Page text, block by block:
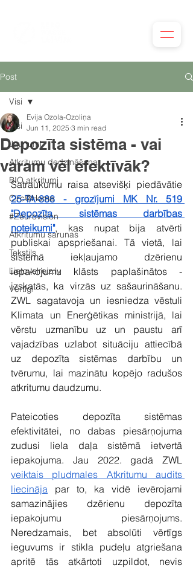
Post
Visi
Jaunumi
Atkritumu dedzināšana
BIO atkritumi
Circ@Home
#Zeurovision
Atkritumu sarunas
Tekstils
Lietovelreiz.lv
Vērtīgi
Visi
Depozīta sistēma - vai
varam vēl efektīvāk?
Evija Ozola-Ozoliņa
Jun 11, 2025 3 min read
25-TA-888 - grozījumi MK Nr. 519
"Depozīta sistēmas darbības
noteikumi", kas nupat bija atvērti
publiskai apspriešanai. Tā vietā, lai
sistēmā iekļaujamo dzērienu
iepakojumu klāsts paplašinātos -
izskatās, ka virzās uz sašaurināšanu.
ZWL sagatavoja un iesniedza vēstuli
Klimata un Enerģētikas ministrijā, lai
vērstu uzmanību uz un paustu arī
vajadzības uzlabot situāciju attiecībā
uz depozīta sistēmas darbību un
tvērumu, lai mazinātu kopējo radušos
atkritumu daudzumu.
Pateicoties depozīta sistēmas
efektivitātei, no dabas piesārņojuma
zudusi liela daļa sistēmā ietvertā
veiktais pludmales Atkritumu audits
liecināja par to, ka vidē ievērojami
samazinājies dzērienu depozīta
iepakojumu piesārņojums.
Neredzamais, bet absolūti vērtīgs
ieguvums ir stikla pudeļu atgriešana
apritē tās atkārtoti uzpildot, nevis